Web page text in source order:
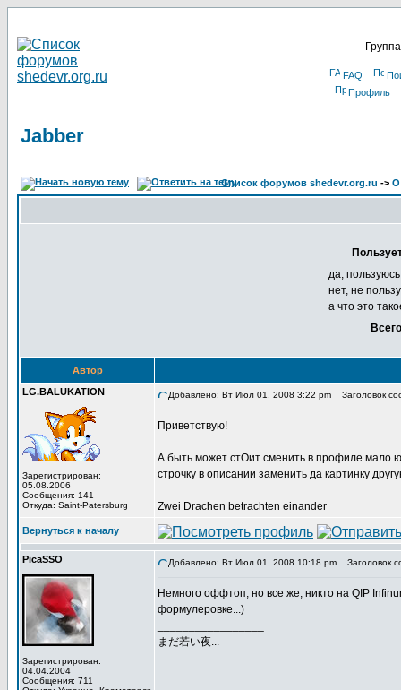
FAQ
Профиль
Jabber
Список форумов shedevr.org.ru -> О
да, пользуюсь
нет, не
а что это
Автор
LG.BALUKATION
Зарегистрирован:
05.08.2006
Сообщения: 141
Откуда: Saint-Patersburg
Добавлено: Вт Июл 01, 2008 3:22 pm Заголовок
Приветствую!
А быть может стОит сменить в профиле мало
строчку в описании заменить да картинку
Zwei Drachen betrachten einander
Вернуться к началу
PicaSSO
Зарегистрирован:
04.04.2004
Сообщения: 711
Добавлено: Вт Июл 01, 2008 10:18 pm Заголовок
Немного оффтоп, но все же, никто на QIP
формулеровке...)
まだ若い夜...